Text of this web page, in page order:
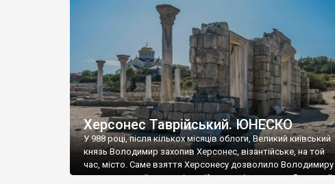
візантійської доби. Раритети викрадені з фондів об’єкту
культурної спадщини ЮНЕСКО «Херсонеса Таврійського».
Офіційно – на виставку «Золото Візантії», але експерти та
влада в Україні вважають це лише […]
Херсонес Таврійський. ЮНЕСКО
У 988 році, після кількох місяців облоги, Великий київський
князь Володимир захопив Херсонес, візантійське, на той
час, місто. Саме взяття Херсонесу дозволило Володимиру
диктувати свої умови візантійському імператору Василю ІІ,